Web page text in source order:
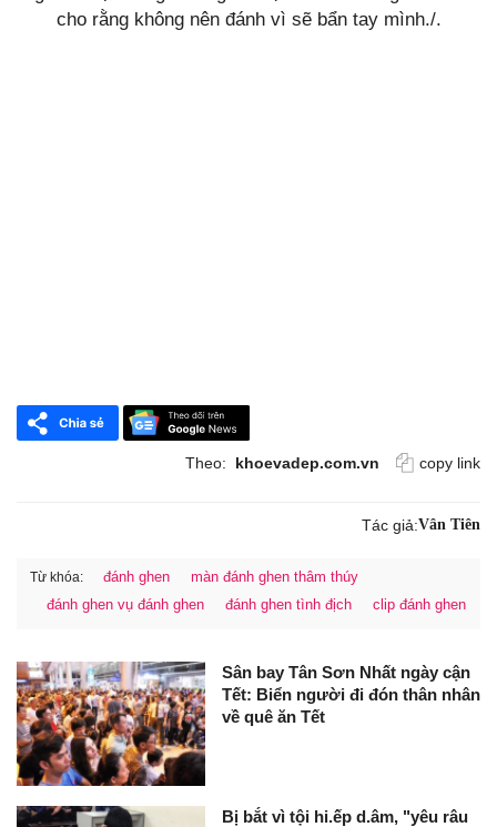
cho rằng không nên đánh vì sẽ bẩn tay mình./.
Theo: khoevadep.com.vn copy link
Tác giả:Vân Tiên
Từ khóa: đánh ghen
màn đánh ghen thâm thúy
đánh ghen vụ đánh ghen
đánh ghen tình địch clip đánh ghen
Sân bay Tân Sơn Nhất ngày cận
Tết: Biển người đi đón thân nhân
về quê ăn Tết
Bị bắt vì tội hi.ếp d.âm, "yêu râu